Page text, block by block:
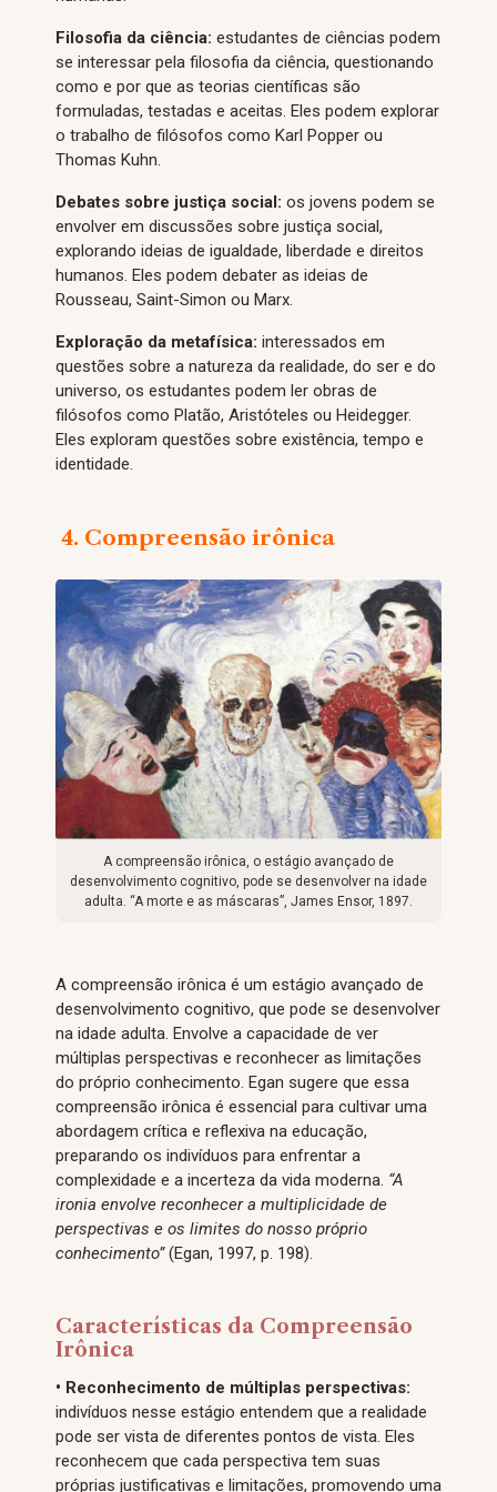
Filosofia da ciência: estudantes de ciências podem
se interessar pela filosofia da ciência, questionando
como e por que as teorias científicas são
formuladas, testadas e aceitas. Eles podem explorar
o trabalho de filósofos como Karl Popper ou
Thomas Kuhn.
Debates sobre justiça social: os jovens podem se
envolver em discussões sobre justiça social,
explorando ideias de igualdade, liberdade e direitos
humanos. Eles podem debater as ideias de
Rousseau, Saint-Simon ou Marx.
Exploração da metafísica: interessados em
questões sobre a natureza da realidade, do ser e do
universo, os estudantes podem ler obras de
filósofos como Platão, Aristóteles ou Heidegger.
Eles exploram questões sobre existência, tempo e
identidade.
4. Compreensão irônica
A compreensão irônica, o estágio avançado de
desenvolvimento cognitivo, pode se desenvolver na idade
adulta. “A morte e as máscaras”, James Ensor, 1897.
A compreensão irônica é um estágio avançado de
desenvolvimento cognitivo, que pode se desenvolver
na idade adulta. Envolve a capacidade de ver
múltiplas perspectivas e reconhecer as limitações
do próprio conhecimento. Egan sugere que essa
compreensão irônica é essencial para cultivar uma
abordagem crítica e reflexiva na educação,
preparando os indivíduos para enfrentar a
complexidade e a incerteza da vida moderna. “A
ironia envolve reconhecer a multiplicidade de
perspectivas e os limites do nosso próprio
conhecimento”(Egan, 1997, p. 198).
Características da Compreensão
Irônica
• Reconhecimento de múltiplas perspectivas:
indivíduos nesse estágio entendem que a realidade
pode ser vista de diferentes pontos de vista. Eles
reconhecem que cada perspectiva tem suas
próprias justificativas e limitações, promovendo uma